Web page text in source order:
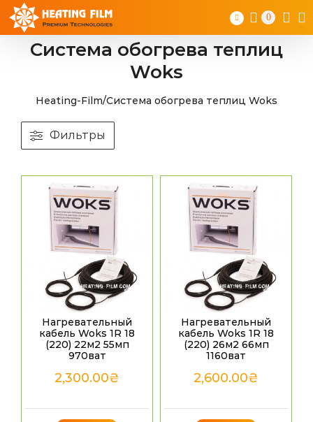
Skip
content
0
Система обогрева теплиц
Woks
Heating-Film/Система обогрева теплиц Woks
Нагревательный
кабель Woks 1R 18
(220) 22м2 55мп
970ват
2,300.00₴
Нагревательный
кабель Woks 1R 18
(220) 26м2 66мп
1160ват
2,600.00₴
Фильтры